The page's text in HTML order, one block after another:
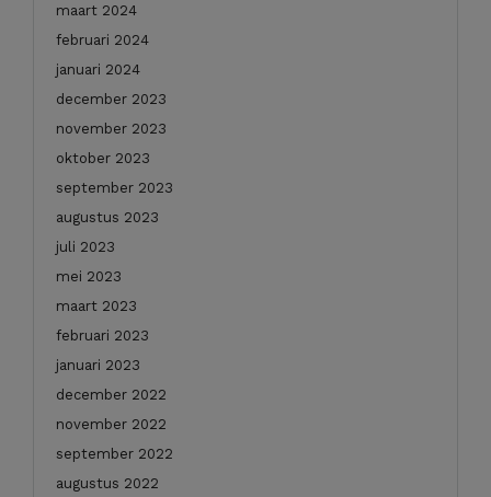
maart 2024
februari 2024
januari 2024
december 2023
november 2023
oktober 2023
september 2023
augustus 2023
juli 2023
mei 2023
maart 2023
februari 2023
januari 2023
december 2022
november 2022
september 2022
augustus 2022